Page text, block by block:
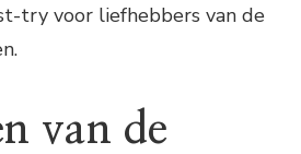
try voor liefhebbers van de
van de